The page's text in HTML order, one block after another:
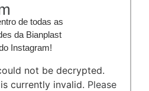
de todas as
da Bianplast
Instagram!
not be decrypted.
currently invalid. Please